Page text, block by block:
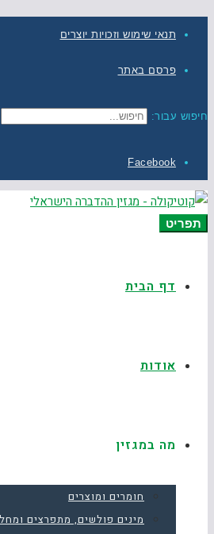
תנאי שימוש וזכויות יוצרים
פרסם באתר
חיפוש עבור:
Facebook
תפריט
דף הבית
אודות
מה במגזין
חומרים ומוצרים
מינים פולשים, מתפרצים